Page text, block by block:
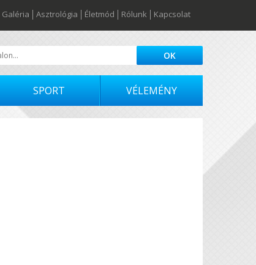
Galéria Asztrológia Életmód Rólunk Kapcsolat
SPORT VÉLEMÉNY